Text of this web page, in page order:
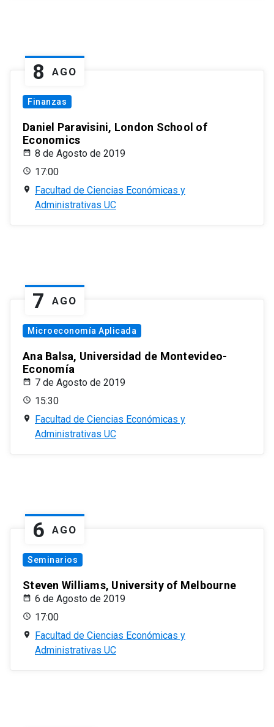
8 AGO
Finanzas
Daniel Paravisini, London School of
Economics
8 de Agosto de 2019
17:00
Facultad de Ciencias Económicas y
Administrativas UC
7 AGO
Microeconomía Aplicada
Ana Balsa, Universidad de Montevideo-
Economía
7 de Agosto de 2019
15:30
Facultad de Ciencias Económicas y
Administrativas UC
6 AGO
Seminarios
Steven Williams, University of Melbourne
6 de Agosto de 2019
17:00
Facultad de Ciencias Económicas y
Administrativas UC